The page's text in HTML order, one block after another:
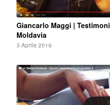
Giancarlo Maggi |
Moldavia
3 Aprile 2016